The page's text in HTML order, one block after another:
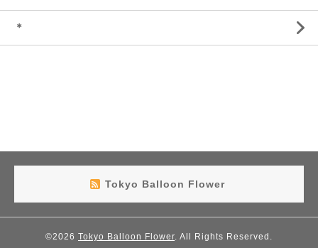
＊
Tokyo Balloon Flower
©2026 Tokyo Balloon Flower. All Rights Reserved.